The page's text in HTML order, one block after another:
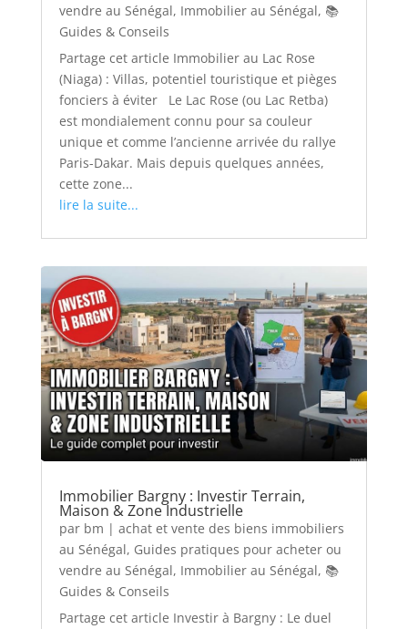
vendre au Sénégal, Immobilier au Sénégal, 📚
Guides & Conseils
Partage cet article Immobilier au Lac Rose
(Niaga) : Villas, potentiel touristique et pièges
fonciers à éviter Le Lac Rose (ou Lac Retba)
est mondialement connu pour sa couleur
unique et comme l’ancienne arrivée du rallye
Paris-Dakar. Mais depuis quelques années,
cette zone...
lire la suite...
Immobilier Bargny : Investir Terrain,
Maison & Zone Industrielle
par bm | achat et vente des biens immobiliers
au Sénégal, Guides pratiques pour acheter ou
vendre au Sénégal, Immobilier au Sénégal, 📚
Guides & Conseils
Partage cet article Investir à Bargny : Le duel